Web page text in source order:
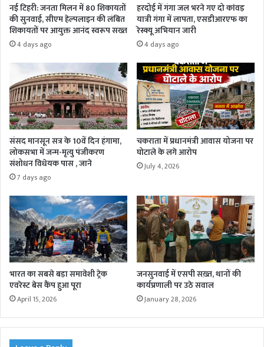
नई टिहरी: जनता मिलन में 80 शिकायतों
की सुनवाई, सीएम हेल्पलाइन की लंबित
शिकायतों पर आयुक्त आनंद स्वरूप सख्त
4 days ago
हरदोई में गंगा जल भरने गए दो कांवड़
यात्री गंगा में लापता, एसडीआरएफ का
रेस्क्यू अभियान जारी
4 days ago
संसद मानसून सत्र के 10वें दिन हंगामा,
लोकसभा में जन्म-मृत्यु पंजीकरण
संशोधन विधेयक पास , जाने
7 days ago
चकराता में प्रधानमंत्री आवास योजना पर
घोटाले के लगे आरोप
July 4, 2026
भारत का सबसे बड़ा समावेशी ट्रेक
एवरेस्ट बेस कैंप हुआ पूरा
April 15, 2026
जनसुनवाई में एसपी सख़्त, थानों की
कार्यप्रणाली पर उठे सवाल
January 28, 2026